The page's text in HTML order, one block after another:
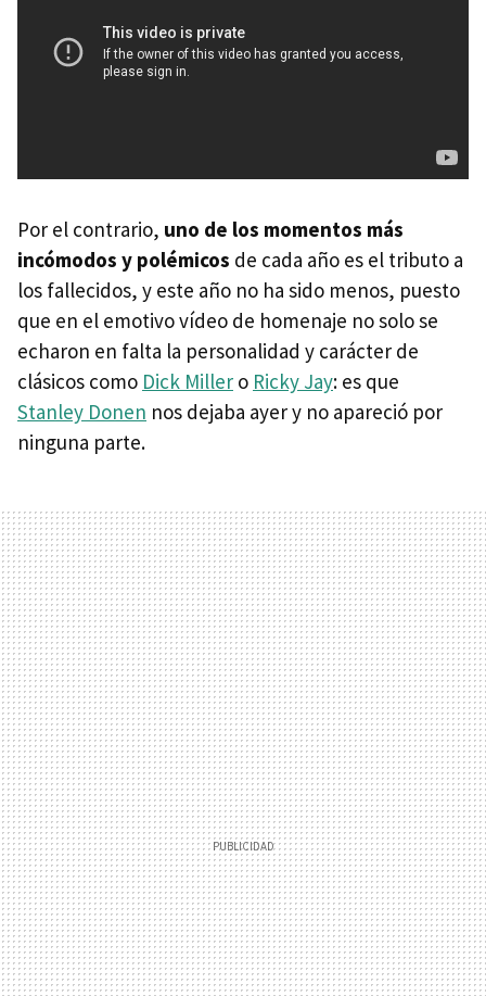
Por el contrario, uno de los momentos más
incómodos y polémicos de cada año es el tributo a
los fallecidos, y este año no ha sido menos, puesto
que en el emotivo vídeo de homenaje no solo se
echaron en falta la personalidad y carácter de
clásicos como Dick Miller o Ricky Jay: es que
Stanley Donen nos dejaba ayer y no apareció por
ninguna parte.